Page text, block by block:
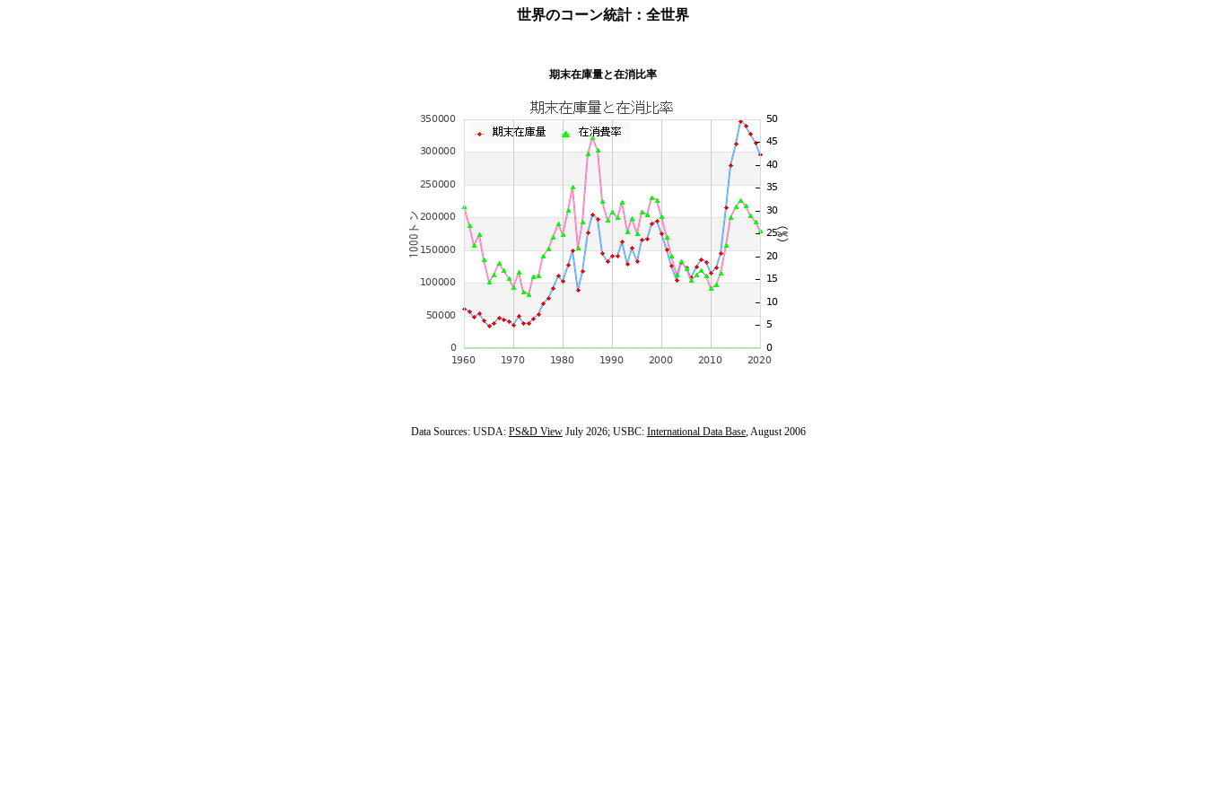
世界のコーン統計：全世界
期末在庫量と在消比率
Data Sources: USDA: PS&D View July 2026; USBC: International Data Base, August 2006